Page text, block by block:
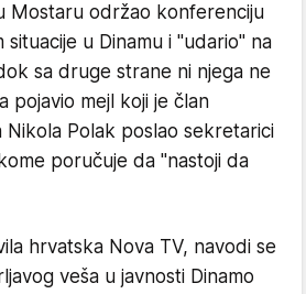
Mostaru održao konferenciju
u Dinamu i "udario" na
sa druge strane ni njega ne
pojavio mejl koji je član
Polak poslao sekretarici
poručuje da "nastoji da
hrvatska Nova TV, navodi se
veša u javnosti Dinamo